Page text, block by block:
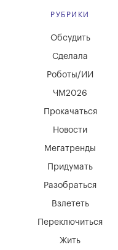
РУБРИКИ
Мегатренды
Придумать
Разобраться
Взлететь
Новости
Переключиться
Жить
Обсудить
Сделала
Роботы/ИИ
ЧМ2026
Прокачаться